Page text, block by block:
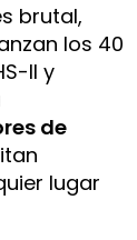
brutal,
los 40
II y
de
lugar